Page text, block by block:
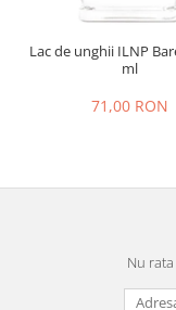
Lac de unghii ILNP
ml
71,00 RON
Nu